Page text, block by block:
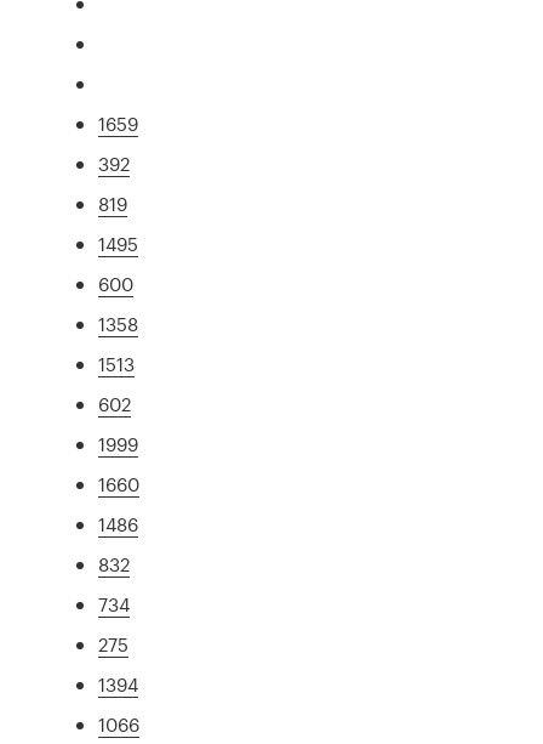
1659
392
819
1495
600
1358
1513
602
1999
1660
1486
832
734
275
1394
1066